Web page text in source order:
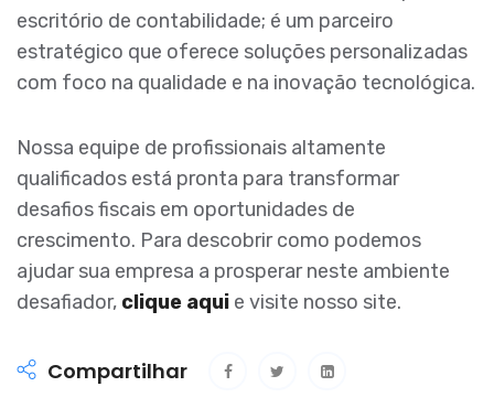
escritório de contabilidade; é um parceiro
estratégico que oferece soluções personalizadas
com foco na qualidade e na inovação tecnológica.
Nossa equipe de profissionais altamente
qualificados está pronta para transformar
desafios fiscais em oportunidades de
crescimento. Para descobrir como podemos
ajudar sua empresa a prosperar neste ambiente
desafiador, clique aqui e visite nosso site.
Compartilhar